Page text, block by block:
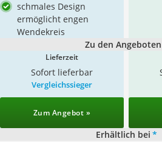
schmales Design
ermöglicht engen
Wendekreis
Zu den Angeboten
Lieferzeit
Sofort lieferbar
Vergleichssieger
Zum Angebot »
Erhältlich bei *